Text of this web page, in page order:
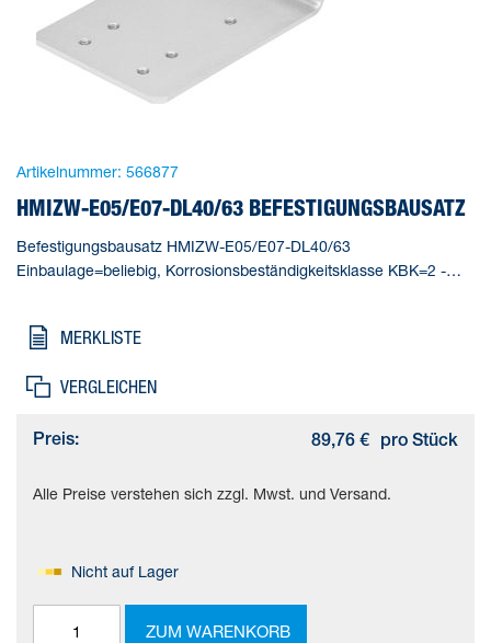
Artikelnummer: 566877
HMIZW-E05/E07-DL40/63 BEFESTIGUNGSBAUSATZ
Befestigungsbausatz HMIZW-E05/E07-DL40/63
Einbaulage=beliebig, Korrosionsbeständigkeitsklasse KBK=2 -
Werkstoff Adapter=(* Aluminium-Knetlegierung, * eloxiert)
MERKLISTE
VERGLEICHEN
Preis: 89,76 € pro Stück
Alle Preise verstehen sich zzgl. Mwst. und Versand.
Nicht auf Lager
ZUM WARENKORB